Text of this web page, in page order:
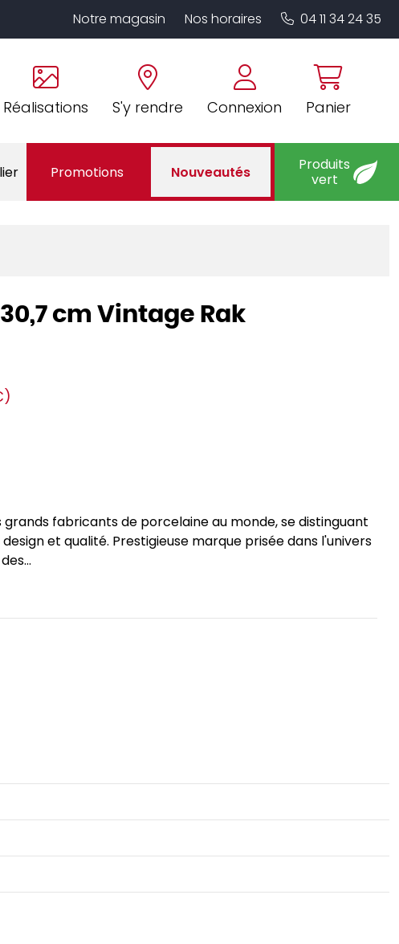
Réalisations S'y rendre Connexion Panier
Notre magasin Nos horaires 04 11 34 24 35
Promotions Nouveautés
Produits
vert
cm Vintage Rak
fabricants de porcelaine au monde, se distinguant
et qualité. Prestigieuse marque prisée dans l'univers